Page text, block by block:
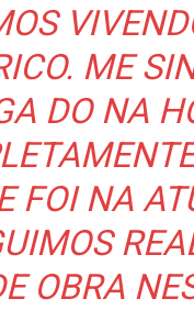
ME
DO NA
FOI NA
OBRA